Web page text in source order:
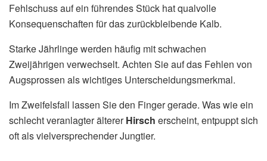
Fehlschuss auf ein führendes Stück hat qualvolle
Konsequenschaften für das zurückbleibende Kalb.
Starke Jährlinge werden häufig mit schwachen
Zweijährigen verwechselt. Achten Sie auf das Fehlen von
Augsprossen als wichtiges Unterscheidungsmerkmal.
Im Zweifelsfall lassen Sie den Finger gerade. Was wie ein
schlecht veranlagter ältererHirsch erscheint, entpuppt sich
oft als vielversprechender Jungtier.